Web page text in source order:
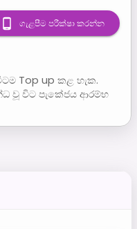
Top up කළ හැක.
වූ විට පැකේජය ආරම්භ
ගැළපීම පරීක්ෂා කරන්න